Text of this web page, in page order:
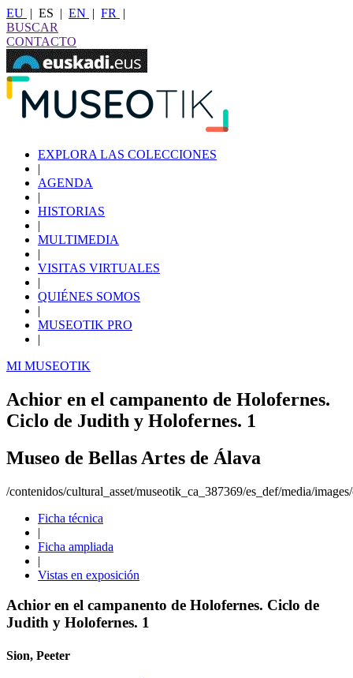
EU | ES | EN | FR
|
BUSCAR
CONTACTO
EXPLORA LAS COLECCIONES
|
AGENDA
|
HISTORIAS
|
MULTIMEDIA
|
VISITAS VIRTUALES
|
QUIÉNES SOMOS
|
MUSEOTIK PRO
|
MI MUSEOTIK
Achior en el campanento de Holofernes.
Ciclo de Judith y Holofernes. 1
Museo de Bellas Artes de Álava
/contenidos/cultural_asset/museotik_ca_387369/es_def/media/
Ficha técnica
|
Ficha ampliada
|
Vistas en exposición
Achior en el campanento de Holofernes. Ciclo de
Judith y Holofernes. 1
Sion, Peeter